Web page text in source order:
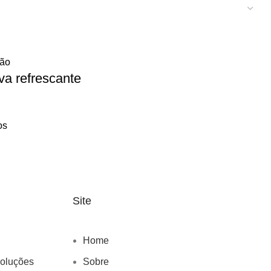
refrescante
Site
Home
Sobre